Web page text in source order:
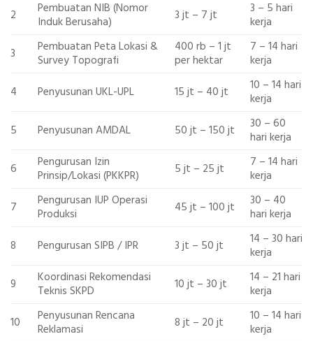
2
Pembuatan NIB (Nomor
Induk Berusaha)
3 jt – 7 jt
3 – 5 hari
kerja
3
Pembuatan Peta Lokasi &
Survey Topografi
400 rb – 1 jt
per hektar
7 – 14 hari
kerja
4 Penyusunan UKL-UPL 15 jt – 40 jt
10 – 14 hari
kerja
5 Penyusunan AMDAL 50 jt – 150 jt
30 – 60
hari kerja
6
Pengurusan Izin
Prinsip/Lokasi (PKKPR)
5 jt – 25 jt
7 – 14 hari
kerja
7
Pengurusan IUP Operasi
Produksi
45 jt – 100 jt
30 – 40
hari kerja
8 Pengurusan SIPB / IPR 3 jt – 50 jt
14 – 30 hari
kerja
9
Koordinasi Rekomendasi
Teknis SKPD
10 jt – 30 jt
14 – 21 hari
kerja
10
Penyusunan Rencana
Reklamasi
8 jt – 20 jt
10 – 14 hari
kerja